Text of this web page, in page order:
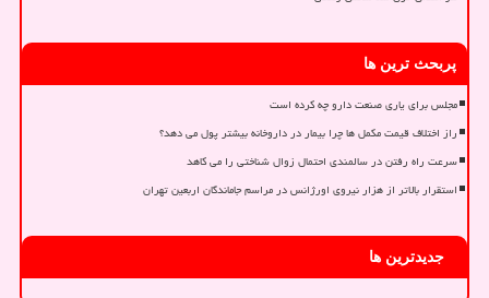
پربحث ترین ها
مجلس برای یاری صنعت دارو چه کرده است
راز اختلاف قیمت مکمل ها چرا بیمار در داروخانه بیشتر پول می دهد؟
سرعت راه رفتن در سالمندی احتمال زوال شناختی را می کاهد
استقرار بالاتر از هزار نیروی اورژانس در مراسم جاماندگان اربعین تهران
جدیدترین ها